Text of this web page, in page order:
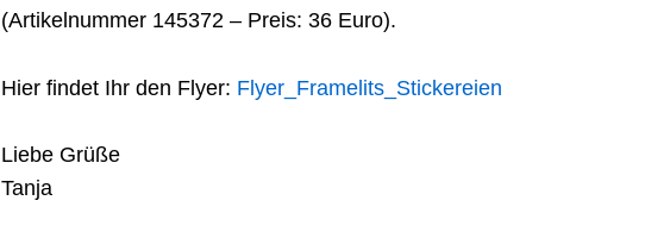
(Artikelnummer 145372 – Preis: 36 Euro).
Hier findet Ihr den Flyer: Flyer_Framelits_Stickereien
Liebe Grüße
Tanja